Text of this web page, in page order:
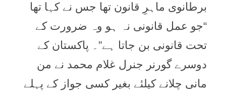
برطانوی ماہرِ قانون تھا جس نے کہا تھا
“جو عمل قانونی نہ ہو وہ ضرورت کے
تحت قانونی بن جاتا ہے”۔ پاکستان کے
دوسرے گورنر جنرل غلام محمد نے من
مانی چلانے کيلئے بغير کسی جواز کے پہلے